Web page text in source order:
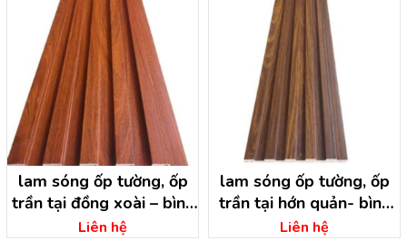
lam sóng ốp tường, ốp
trần tại đồng xoài – bình
phước
Liên hệ
lam sóng ốp tường, ốp
trần tại hớn quản- bình
phước
Liên hệ